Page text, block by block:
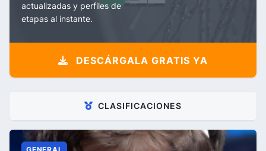
actualizadas y perfiles de
etapas al instante.
DESCÁRGALA GRATIS YA
CLASIFICACIONES